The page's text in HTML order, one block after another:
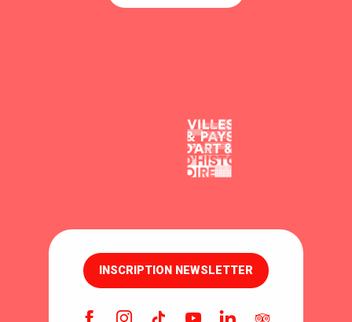
INSCRIPTION NEWSLETTER